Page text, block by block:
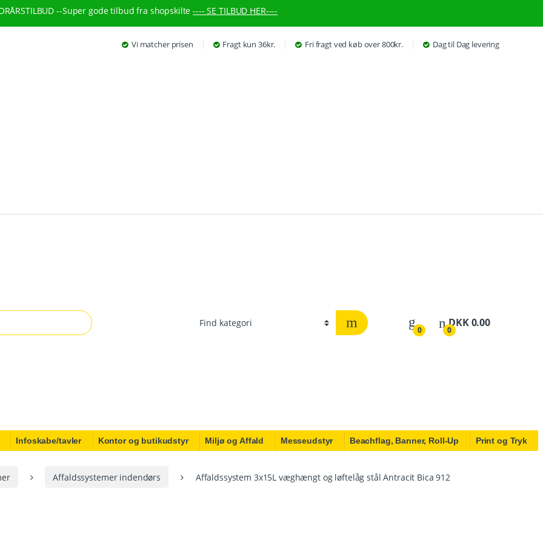
--Super gode tilbud fra shopskilte ---- SE TILBUD HER----
Vi matcher prisen Fragt kun 36kr. Fri fragt ved køb over 800kr. Dag til Dag levering
0 0
DKK0.00
Infoskabe/tavler Kontor og butikudstyr Miljø og Affald Messeudstyr Beachflag, Banner, Roll-Up Print og Tryk
Affaldssystemer indendørs Affaldssystem 3x15L væghængt og løftelåg stål Antracit Bica 912